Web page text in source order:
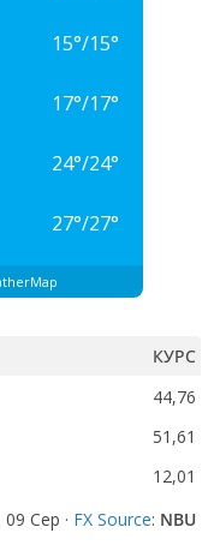
15°/15°
17°/17°
24°/24°
27°/27°
КУРС
44,76
51,61
12,01
09 Сер · FX Source: NBU